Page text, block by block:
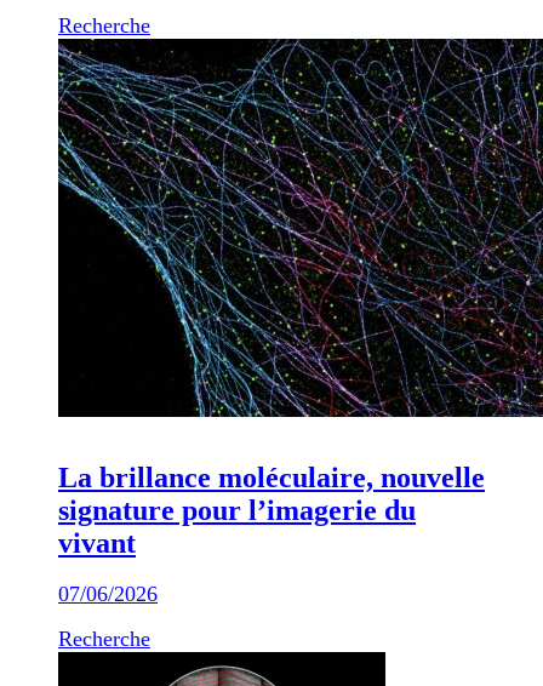
Recherche
La brillance moléculaire, nouvelle
signature pour l’imagerie du
vivant
07/06/2026
Recherche